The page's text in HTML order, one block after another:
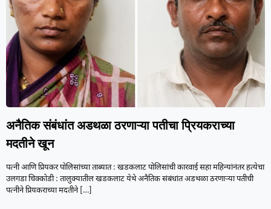
अनैतिक संबंधांत अडथळा ठरणाऱ्या पतीचा प्रियकराच्या
मदतीने खून
पत्नी आणि प्रियकर पोलिसांच्या ताब्यात : खडकलाट पोलिसांची कारवाई सहा महिन्यांनंतर हत्येचा
उलगडा चिक्कोडी : तालुक्यातील खडकलाट येथे अनैतिक संबंधांत अडथळा ठरणाऱ्या पतीची
पत्नीने प्रियकराच्या मदतीने[…]